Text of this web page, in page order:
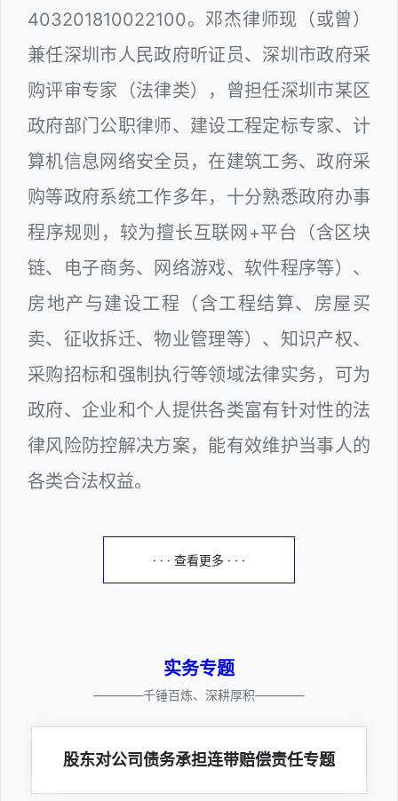
403201810022100。邓杰律师现（或曾）
兼任深圳市人民政府听证员、深圳市政府采
购评审专家（法律类），曾担任深圳市某区
政府部门公职律师、建设工程定标专家、计
算机信息网络安全员，在建筑工务、政府采
购等政府系统工作多年，十分熟悉政府办事
程序规则，较为擅长互联网+平台（含区块
链、电子商务、网络游戏、软件程序等）、
房地产与建设工程（含工程结算、房屋买
卖、征收拆迁、物业管理等）、知识产权、
采购招标和强制执行等领域法律实务，可为
政府、企业和个人提供各类富有针对性的法
律风险防控解决方案，能有效维护当事人的
各类合法权益。
· · · 查看更多 · · ·
实务专题
————千锤百炼、深耕厚积————
股东对公司债务承担连带赔偿责任专题